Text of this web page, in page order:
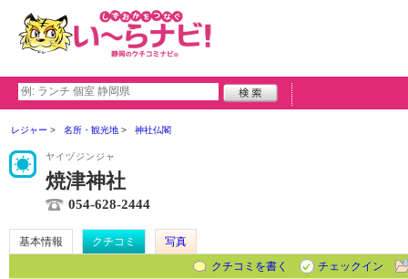
レジャー 名所・観光地 神社仏閣
ヤイヅジンジャ
焼津神社
054-628-2444
基本情報 クチコミ
写真
クチコミを書く
チェックイン